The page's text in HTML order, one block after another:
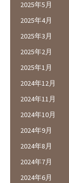
2025年5月
2025年4月
2025年3月
2025年2月
2025年1月
2024年12月
2024年11月
2024年10月
2024年9月
2024年8月
2024年7月
2024年6月